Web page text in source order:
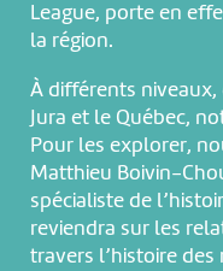
League, porte en
la région.
À différents niveaux,
Jura et le Québec,
Pour les explorer,
Matthieu Boivin-
spécialiste de
reviendra sur les
travers l’histoire